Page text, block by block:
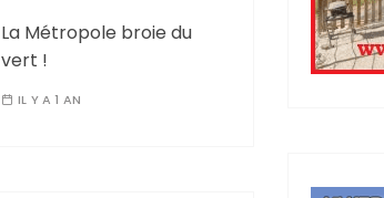
La Métropole broie du
vert !
IL Y A 1 AN